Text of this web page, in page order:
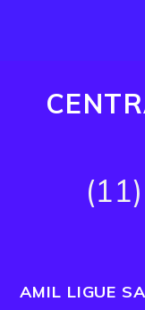
AMIL LIGUE